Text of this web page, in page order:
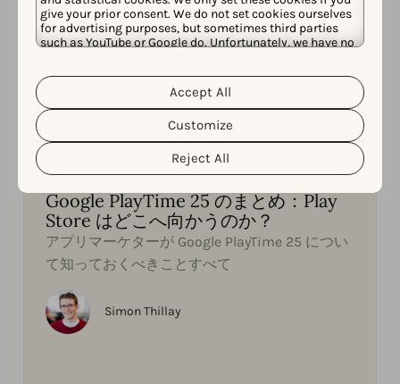
give your prior consent. We do not set cookies ourselves
for advertising purposes, but sometimes third parties
such as YouTube or Google do. Unfortunately, we have no
personal data and the different cookies we use, please
read our
Cookie Policy&Privacy Policy
customize your cookie settings and preferences by
clicking the “Customize” button.
Reject All
Customize
Accept All
Google PlayTime 25 のまとめ：Play
Store はどこへ向かうのか？
アプリマーケターが Google PlayTime 25 につい
て知っておくべきことすべて
Simon Thillay